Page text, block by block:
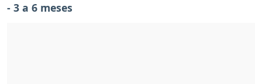
- 3 a 6 meses